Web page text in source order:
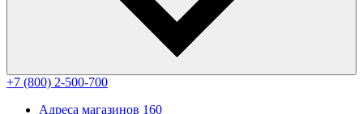
+7 (800) 2-500-700
Адреса магазинов 160